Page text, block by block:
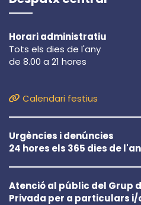
Horari administratiu
Tots els dies de l'any
de 8.00 a 21 hores
Calendari festius
Urgències i denúncies
24 hores els 365 dies de
Atenció al públic del Grup
Privada per a particulars i/